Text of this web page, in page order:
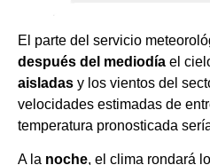
El parte del servicio
después del mediodía el
aisladas y los vientos del
velocidades estimadas de
temperatura pronosticada
A la noche, el clima rondará